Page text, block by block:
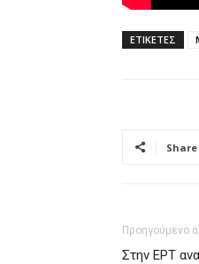
ΕΤΙΚΕΤΕΣ
Share
Προηγούμενο
Στην ΕΡΤ